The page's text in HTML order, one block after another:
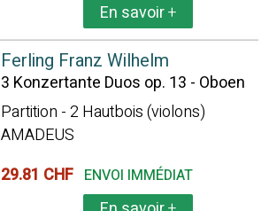
En savoir+
Ferling Franz Wilhelm
3 Konzertante Duos op. 13 - Oboen
Partition - 2 Hautbois (violons)
AMADEUS
29.81 CHF ENVOI IMMÉDIAT